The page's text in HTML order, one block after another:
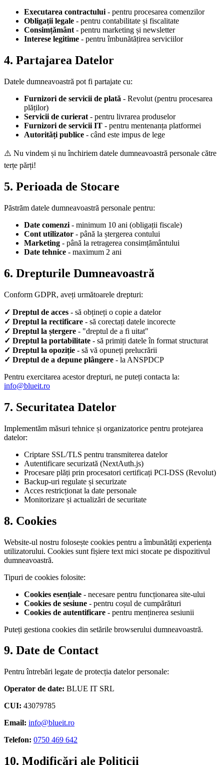
Executarea contractului- pentru procesarea comenzilor
Obligații legale - pentru contabilitate și fiscalitate
Consimțământ- pentru marketing și newsletter
Interese legitime - pentru îmbunătățirea serviciilor
4. Partajarea Datelor
Datele dumneavoastră pot fi partajate cu:
Furnizori de servicii de plată - Revolut (pentru procesarea
plăților)
Servicii de curierat - pentru livrarea produselor
Furnizori de servicii IT - pentru mentenanța platformei
Autorități publice - când este impus de lege
⚠️ Nu vindem și nu închiriem datele dumneavoastră personale către
terțe părți!
5. Perioada de Stocare
Păstrăm datele dumneavoastră personale pentru:
Date comenzi - minimum 10 ani (obligații fiscale)
Cont utilizator - până la ștergerea contului
Marketing - până la retragerea consimțământului
Date tehnice - maximum 2 ani
6. Drepturile Dumneavoastră
Conform GDPR, aveți următoarele drepturi:
✓ Dreptul de acces - să obțineți o copie a datelor
✓ Dreptul la rectificare - să corectați datele incorecte
✓ Dreptul la ștergere - "dreptul de a fi uitat"
✓ Dreptul la portabilitate - să primiți datele în format structurat
✓ Dreptul la opoziție - să vă opuneți prelucrării
✓ Dreptul de a depune plângere - la ANSPDCP
Pentru exercitarea acestor drepturi, ne puteți contacta la:
info@blueit.ro
7. Securitatea Datelor
Implementăm măsuri tehnice și organizatorice pentru protejarea
datelor:
Criptare SSL/TLS pentru transmiterea datelor
Autentificare securizată (NextAuth.js)
Procesare plăți prin procesatori certificați PCI-DSS (Revolut)
Backup-uri regulate și securizate
Acces restricționat la date personale
Monitorizare și actualizări de securitate
8. Cookies
Website-ul nostru folosește cookies pentru a îmbunătăți experiența
utilizatorului. Cookies sunt fișiere text mici stocate pe dispozitivul
dumneavoastră.
Tipuri de cookies folosite:
Cookies esențiale - necesare pentru funcționarea site-ului
Cookies de sesiune - pentru coșul de cumpărături
Cookies de autentificare - pentru menținerea sesiunii
Puteți gestiona cookies din setările browserului dumneavoastră.
9. Date de Contact
Pentru întrebări legate de protecția datelor personale:
Operator de date: BLUE IT SRL
CUI: 43079785
Email: info@blueit.ro
Telefon: 0750 469 642
10. Modificări ale Politicii